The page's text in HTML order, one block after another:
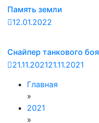
Память земли
12.01.2022
Снайпер танкового боя
21.11.202121.11.2021
Главная
»
2021
»